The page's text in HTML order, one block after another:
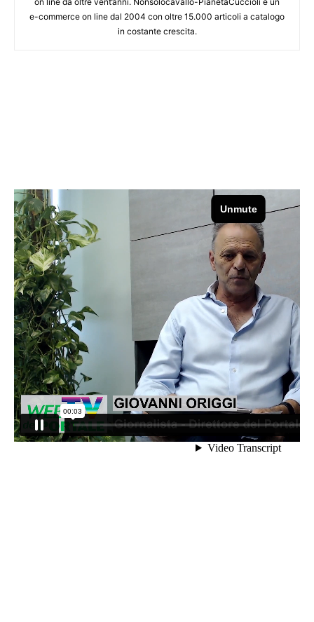
e-commerce on line dal 2004 con oltre 15.000 articoli a catalogo
in costante crescita.